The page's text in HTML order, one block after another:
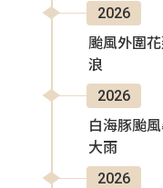
2026
颱風外圍
浪
2026
白海豚颱
大雨
2026